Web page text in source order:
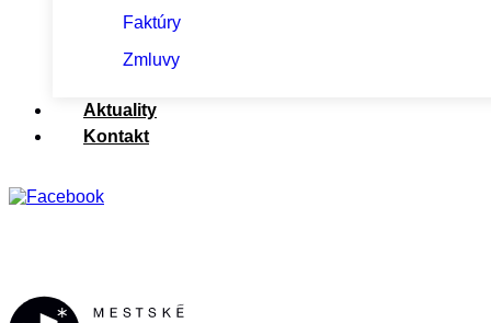
Faktúry
Zmluvy
Aktuality
Kontakt